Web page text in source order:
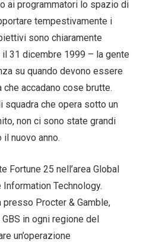
ai programmatori lo spazio di
tempestivamente i
sono chiaramente
31 dicembre 1999 – la gente
su quando devono essere
accadano cose brutte.
squadra che opera sotto un
non ci sono state grandi
nuovo anno.
Fortune 25 nell’area Global
Technology.
presso Procter & Gamble,
in ogni regione del
un’operazione